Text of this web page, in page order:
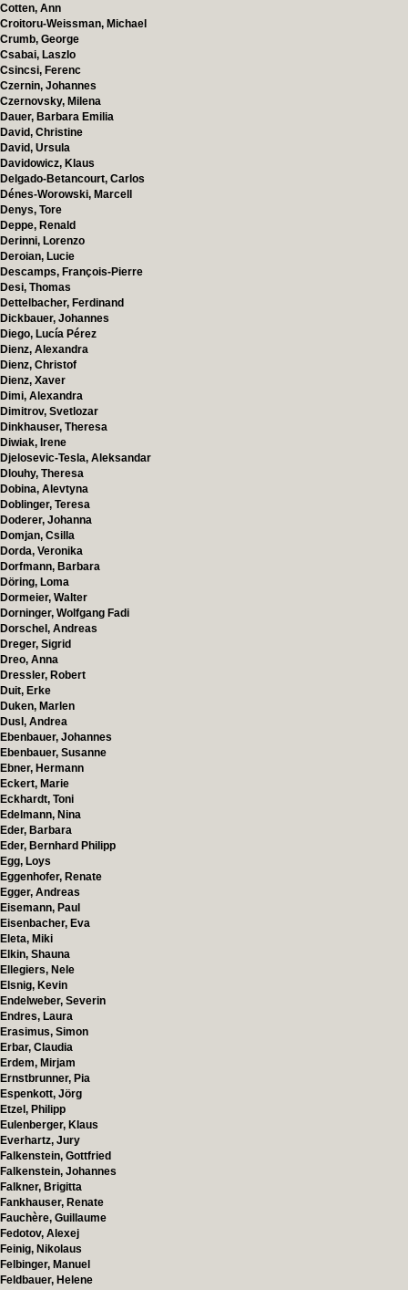
Cotten, Ann
Croitoru-Weissman, Michael
Crumb, George
Csabai, Laszlo
Csincsi, Ferenc
Czernin, Johannes
Czernovsky, Milena
Dauer, Barbara Emilia
David, Christine
David, Ursula
Davidowicz, Klaus
Delgado-Betancourt, Carlos
Dénes-Worowski, Marcell
Denys, Tore
Deppe, Renald
Derinni, Lorenzo
Deroian, Lucie
Descamps, François-Pierre
Desi, Thomas
Dettelbacher, Ferdinand
Dickbauer, Johannes
Diego, Lucía Pérez
Dienz, Alexandra
Dienz, Christof
Dienz, Xaver
Dimi, Alexandra
Dimitrov, Svetlozar
Dinkhauser, Theresa
Diwiak, Irene
Djelosevic-Tesla, Aleksandar
Dlouhy, Theresa
Dobina, Alevtyna
Doblinger, Teresa
Doderer, Johanna
Domjan, Csilla
Dorda, Veronika
Dorfmann, Barbara
Döring, Loma
Dormeier, Walter
Dorninger, Wolfgang Fadi
Dorschel, Andreas
Dreger, Sigrid
Dreo, Anna
Dressler, Robert
Duit, Erke
Duken, Marlen
Dusl, Andrea
Ebenbauer, Johannes
Ebenbauer, Susanne
Ebner, Hermann
Eckert, Marie
Eckhardt, Toni
Edelmann, Nina
Eder, Barbara
Eder, Bernhard Philipp
Egg, Loys
Eggenhofer, Renate
Egger, Andreas
Eisemann, Paul
Eisenbacher, Eva
Eleta, Miki
Elkin, Shauna
Ellegiers, Nele
Elsnig, Kevin
Endelweber, Severin
Endres, Laura
Erasimus, Simon
Erbar, Claudia
Erdem, Mirjam
Ernstbrunner, Pia
Espenkott, Jörg
Etzel, Philipp
Eulenberger, Klaus
Everhartz, Jury
Falkenstein, Gottfried
Falkenstein, Johannes
Falkner, Brigitta
Fankhauser, Renate
Fauchère, Guillaume
Fedotov, Alexej
Feinig, Nikolaus
Felbinger, Manuel
Feldbauer, Helene